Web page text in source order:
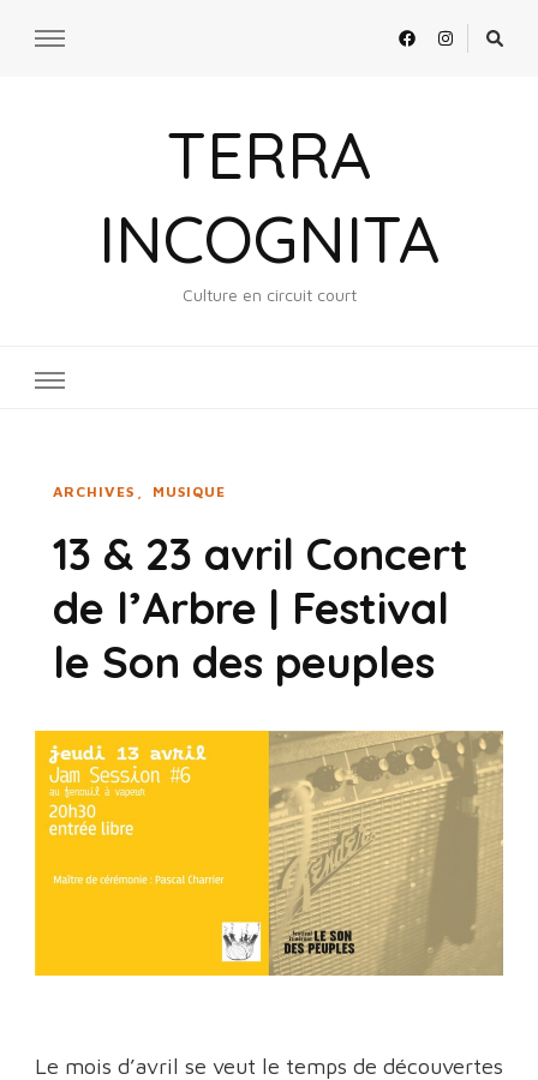
TERRA
INCOGNITA
Culture en circuit court
ARCHIVES MUSIQUE
13 & 23 avril Concert
de l’Arbre | Festival
le Son des peuples
Le mois d’avril se veut le temps de découvertes